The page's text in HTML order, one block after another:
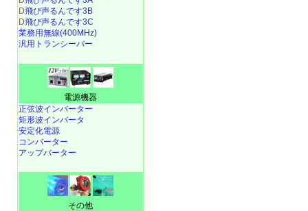
D飛び声るんです3B
D飛び声るんです3C
業務用無線(400MHz)
汎用トランシーバー
電源機器
正弦波インバーター
矩形波インバータ
安定化電源
コンバーター
アップバーター
その他